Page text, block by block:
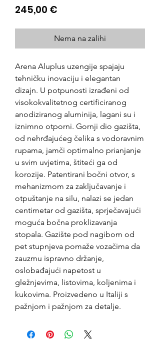
245,00 €
Nema na zalihi
Arena Aluplus uzengije spajaju
tehničku inovaciju i elegantan
dizajn. U potpunosti izrađeni od
visokokvalitetnog certificiranog
anodiziranog aluminija, lagani su i
iznimno otporni. Gornji dio gazišta,
od nehrđajućeg čelika s vodoravnim
rupama, jamči optimalno prianjanje
u svim uvjetima, štiteći ga od
korozije. Patentirani bočni otvor, s
mehanizmom za zaključavanje i
otpuštanje na silu, nalazi se jedan
centimetar od gazišta, sprječavajući
moguća bočna proklizavanja
stopala. Gazište pod nagibom od
pet stupnjeva pomaže vozačima da
zauzmu ispravno držanje,
oslobađajući napetost u
gležnjevima, listovima, koljenima i
kukovima. Proizvedeno u Italiji s
pažnjom i pažnjom za detalje.